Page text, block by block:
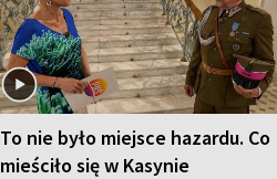
To nie było miejsce hazardu. Co
mieściło się w Kasynie